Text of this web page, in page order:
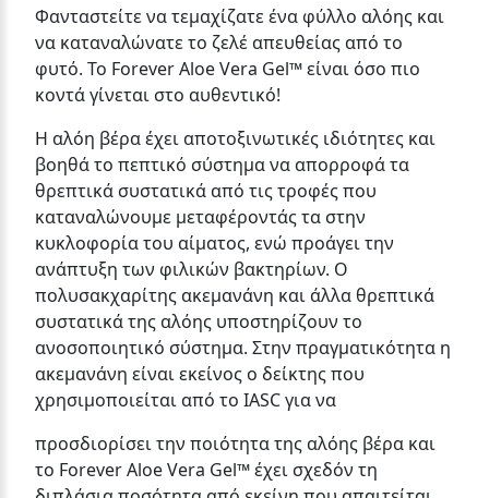
Φανταστείτε να τεμαχίζατε ένα φύλλο αλόης και
να καταναλώνατε το ζελέ απευθείας από το
φυτό. To Forever Aloe Vera Gel™ είναι όσο πιο
κοντά γίνεται στο αυθεντικό!
Η αλόη βέρα έχει αποτοξινωτικές ιδιότητες και
βοηθά το πεπτικό σύστημα να απορροφά τα
θρεπτικά συστατικά από τις τροφές που
καταναλώνουμε μεταφέροντάς τα στην
κυκλοφορία του αίματος, ενώ προάγει την
ανάπτυξη των φιλικών βακτηρίων. Ο
πολυσακχαρίτης ακεμανάνη και άλλα θρεπτικά
συστατικά της αλόης υποστηρίζουν το
ανοσοποιητικό σύστημα. Στην πραγματικότητα η
ακεμανάνη είναι εκείνος ο δείκτης που
χρησιμοποιείται από το IASC για να
προσδιορίσει την ποιότητα της αλόης βέρα και
το Forever Aloe Vera Gel™ έχει σχεδόν τη